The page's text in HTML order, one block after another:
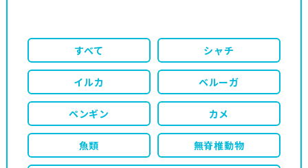
すべて シャチ
イルカ ベルーガ
ペンギン カメ
魚類 無脊椎動物